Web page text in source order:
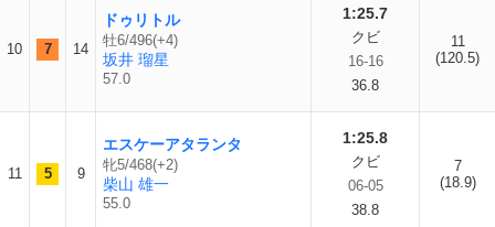
10 7 14
ドゥリトル
牡6/496(+4)
坂井 瑠星
57.0
1:25.7
クビ
16-16
36.8
11
(120.5)
11 5 9
エスケーアタランタ
牝5/468(+2)
柴山 雄一
55.0
1:25.8
クビ
06-05
38.8
7
(18.9)